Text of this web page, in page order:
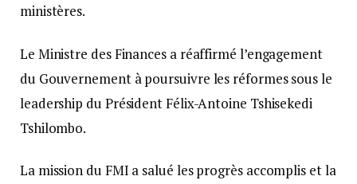
ministères.
Le Ministre des Finances a réaffirmé l’engagement
du Gouvernement à poursuivre les réformes sous le
leadership du Président Félix-Antoine Tshisekedi
Tshilombo.
La mission du FMI a salué les progrès accomplis et la